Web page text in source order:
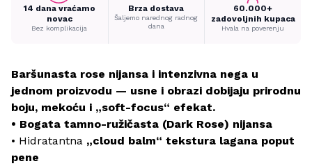
14 dana vraćamo
novac
Bez komplikacija
Brza dostava
Šaljemo narednog radnog
dana
60.000+
zadovoljnih kupaca
Hvala na poverenju
Baršunasta rose nijansa i intenzivna nega u
jednom proizvodu — usne i obrazi dobijaju prirodnu
boju, mekoću i „soft-focus“ efekat.
• Bogata tamno-ružičasta (Dark Rose) nijansa
• Hidratantna „cloud balm“ tekstura lagana poput
pene